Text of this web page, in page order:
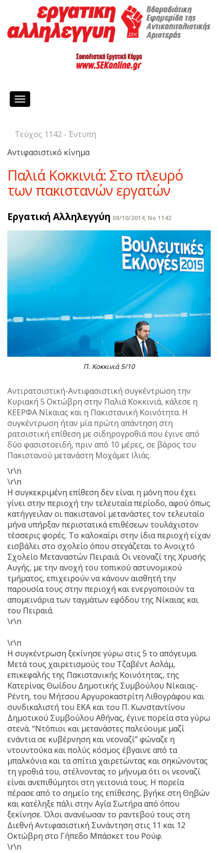
Toggle
Τεύχος 1142 - Έντυπη
Αντιφασιστικό κίνημα
Παλιά Κοκκινιά: Στο πλευρό
των πακιστανών εργατών
Εργατική Αλληλεγγύη 08/10/2014, No 1142
Π. Κοκκινιά 5/10
Αντιρατσιστική-Αντιφασιστική συγκέντρωση την
Κυριακή 5 Οκτώβρη στην Παλιά Κοκκινιά, κάλεσε η
ΚΕΕΡΦΑ Νίκαιας και η Πακιστανική Κοινότητα. Η
συγκέντρωση ήταν μία πρώτη απάντηση στη
ρατσιστική επίθεση με σιδηρογροθιά που έγινε από
δύο φασιστοειδή, πριν από 10 μέρες, σε βάρος του
Πακιστανού μετανάστη Μοχάμετ Ιλιάς.
\r\n
\r\n
Η συγκεκριμένη επίθεση δεν είναι η μόνη που έχει
γίνει στην περιοχή την τελευταία περίοδο, αφού όπως
κατήγγειλαν οι πακιστανοί μετανάστες τον τελευταίο
μήνα υπήρξαν περιστατικά επιθέσεων τουλάχιστον
τέσσερις φορές. Το καλοκαίρι στην ίδια περιοχή είχαν
εισβάλει στο σχολείο όπου στεγάζεται το Ανοιχτό
Σχολείο Μεταναστών Πειραιά. Οι νεοναζί της Χρυσής
Αυγής, με την ανοχή του τοπικού αστυνομικού
τμήματος, επιχειρούν να κάνουν αισθητή την
παρουσία τους στην περιοχή και ενεργοποιούν τα
απομεινάρια των ταγμάτων εφόδου της Νίκαιας και
του Πειραιά.
\r\n
\r\n
Η συγκέντρωση ξεκίνησε γύρω στις 5 το απόγευμα.
Μετά τους χαιρετισμούς του Τζαβέντ Ασλάμ,
επικεφαλής της Πακιστανικής Κοινότητας, της
Κατερίνας Θωίδου Δημοτικής Συμβούλου Νίκαιας-
Ρέντη, του Μήτσου Αργυροκαστρίτη Λιθογράφου και
συνδικαλιστή του ΕΚΑ και του Π. Κωνσταντίνου
Δημοτικού Συμβούλου Αθήνας, έγινε πορεία στα γύρω
στενά. “Ντόπιοι και μετανάστες παλεύουμε μαζί
ενάντια σε κυβέρνηση και νεοναζί” φώναζε η
ντουντούκα και πολύς κόσμος έβγαινε από τα
μπαλκόνια και τα σπίτια χαιρετώντας και σηκώνοντας
τη γροθιά του, στέλνοντας το μήνυμα ότι οι νεοναζί
είναι ανεπιθύμητοι στη γειτονιά τους. Η πορεία
πέρασε από το σημείο της επίθεσης, βγήκε στη Θηβών
και κατέληξε πάλι στην Αγία Σωτήρα από όπου
ξεκίνησε. Όλοι ανανέωσαν το ραντεβού τους στη
Διεθνή Αντιφασιστική Συνάντηση στις 11 και 12
Οκτώβρη στο Γήπεδο Μπάσκετ του Ρούφ.
\r\n